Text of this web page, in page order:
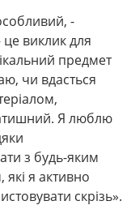
-
це виклик для
предмет
чи вдасться
Я люблю
з будь-яким
я активно
скрізь».